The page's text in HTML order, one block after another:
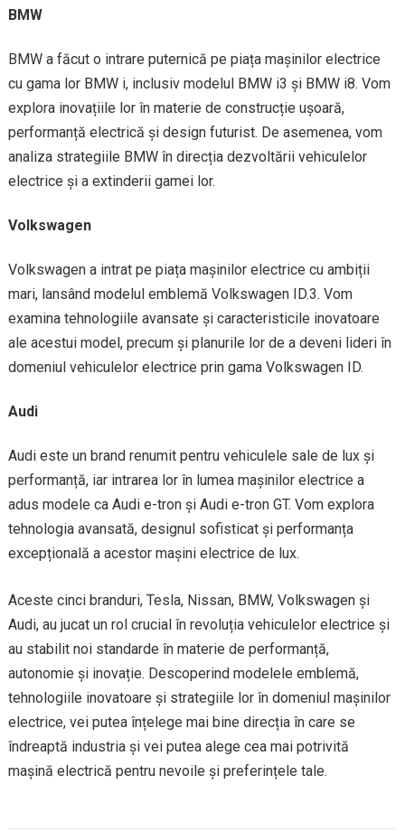
BMW
BMW a făcut o intrare puternică pe piața mașinilor electrice
cu gama lor BMW i, inclusiv modelul BMW i3 și BMW i8. Vom
explora inovațiile lor în materie de construcție ușoară,
performanță electrică și design futurist. De asemenea, vom
analiza strategiile BMW în direcția dezvoltării vehiculelor
electrice și a extinderii gamei lor.
Volkswagen
Volkswagen a intrat pe piața mașinilor electrice cu ambiții
mari, lansând modelul emblemă Volkswagen ID.3. Vom
examina tehnologiile avansate și caracteristicile inovatoare
ale acestui model, precum și planurile lor de a deveni lideri în
domeniul vehiculelor electrice prin gama Volkswagen ID.
Audi
Audi este un brand renumit pentru vehiculele sale de lux și
performanță, iar intrarea lor în lumea mașinilor electrice a
adus modele ca Audi e-tron și Audi e-tron GT. Vom explora
tehnologia avansată, designul sofisticat și performanța
excepțională a acestor mașini electrice de lux.
Aceste cinci branduri, Tesla, Nissan, BMW, Volkswagen și
Audi, au jucat un rol crucial în revoluția vehiculelor electrice și
au stabilit noi standarde în materie de performanță,
autonomie și inovație. Descoperind modelele emblemă,
tehnologiile inovatoare și strategiile lor în domeniul mașinilor
electrice, vei putea înțelege mai bine direcția în care se
îndreaptă industria și vei putea alege cea mai potrivită
mașină electrică pentru nevoile și preferințele tale.